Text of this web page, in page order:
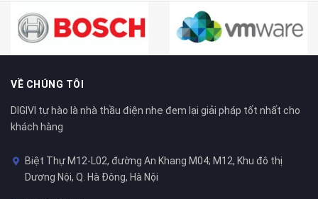
VỀ CHÚNG TÔI
DIGIVI tự hào là nhà thầu điện nhẹ đem lại giải pháp tốt nhất cho
khách hàng
Biệt Thự M12-L02, đường An Khang M04; M12, Khu đô thị
Dương Nội, Q. Hà Đông, Hà Nội